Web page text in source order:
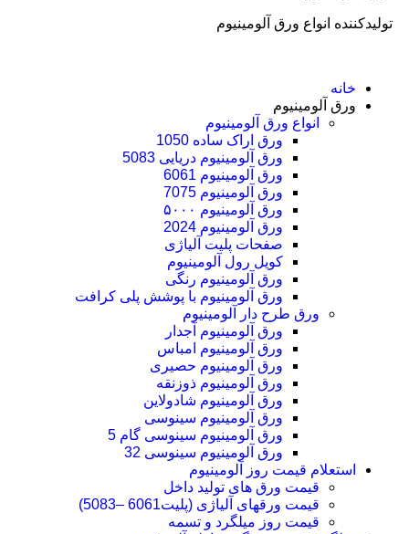
تولیدکننده انواع ورق آلومینیوم
خانه
ورق آلومینیوم
انواع ورق آلومینیوم
ورق اراک ساده 1050
ورق آلومینیوم دریایی 5083
ورق آلومینیوم 6061
ورق آلومینیوم 7075
ورق آلومینیوم ۵۰۰۰
ورق آلومینیوم 2024
صفحات پلیت آلیاژی
کویل رول آلومینیوم
ورق‌ آلومینیوم رنگی
ورق آلومینیوم با پوشش پلی کرافت
ورق طرح دار آلومینیوم
ورق آلومینیوم آجدار
ورق آلومینیوم امباس
ورق آلومینیوم حصیری
ورق آلومینیوم ذوزنقه
ورق آلومینیوم شادولاین
ورق آلومینیوم سینوسی
ورق آلومینیوم سینوسی گام 5
ورق آلومینیوم سینوسی 32
استعلام قیمت روز آلومینیوم
قیمت ورق های تولید داخل
قیمت ورقهای آلیاژی (پلیت6061 –5083)
قیمت روز میلگرد و تسمه